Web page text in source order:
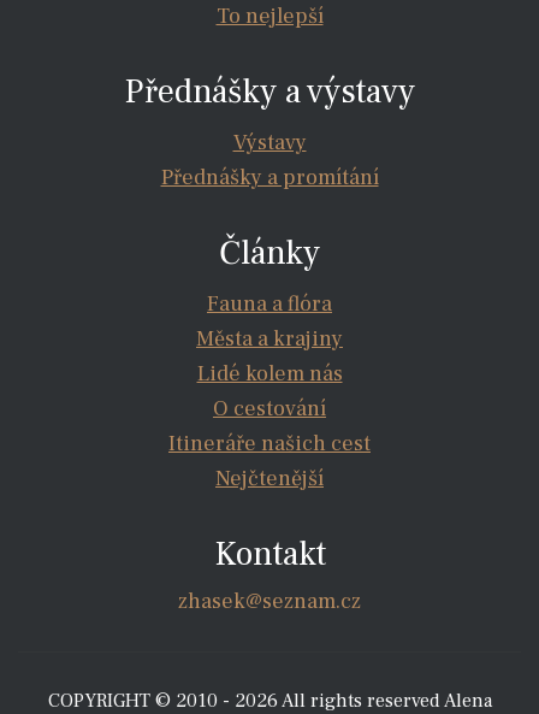
To nejlepší
Přednášky a výstavy
Výstavy
Přednášky a promítání
Články
Fauna a flóra
Města a krajiny
Lidé kolem nás
O cestování
Itineráře našich cest
Nejčtenější
Kontakt
zhasek@seznam.cz
COPYRIGHT © 2010 - 2026 All rights reserved Alena